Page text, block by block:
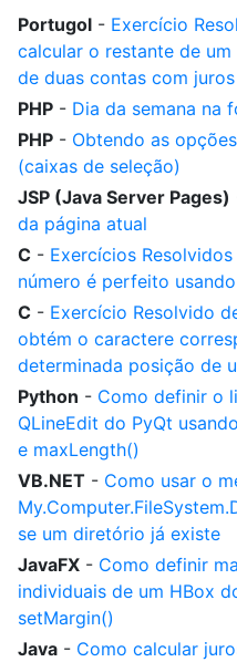
Portugol - Exercício
calcular o restante de
de duas contas com juros
PHP - Dia da semana na
PHP - Obtendo as
(caixas de seleção)
JSP (Java Server Pages)
da página atual
C - Exercícios
número é perfeito
C - Exercício Resolvido
obtém o caractere
determinada posição de
Python - Como definir o
QLineEdit do PyQt
e maxLength()
VB.NET - Como usar o
se um diretório já existe
JavaFX - Como definir
individuais de um HBox
setMargin()
Java - Como calcular